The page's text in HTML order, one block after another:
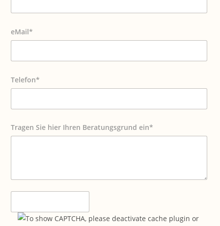
eMail*
Telefon*
Tragen Sie hier Ihren Beratungsgrund ein*